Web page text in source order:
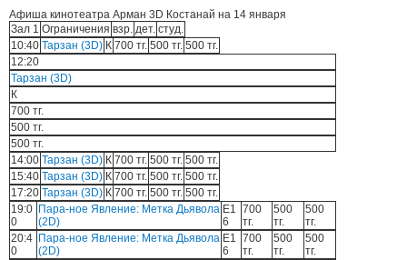
Афиша кинотеатра Арман 3D Костанай на 14 января
Зал 1 Ограничения взр. дет. студ.
10:40 Тарзан (3D) К 700 тг. 500 тг. 500 тг.
12:20
Тарзан (3D)
К
700 тг.
500 тг.
500 тг.
14:00 Тарзан (3D) К 700 тг. 500 тг. 500 тг.
15:40 Тарзан (3D) К 700 тг. 500 тг. 500 тг.
17:20 Тарзан (3D) К 700 тг. 500 тг. 500 тг.
19:0
0
Пара-ное Явление: Метка Дьявола
(2D)
E1
6
700
тг.
500
тг.
500
тг.
20:4
0
Пара-ное Явление: Метка Дьявола
(2D)
E1
6
700
тг.
500
тг.
500
тг.